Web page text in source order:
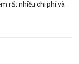
rất nhiều chi phí và